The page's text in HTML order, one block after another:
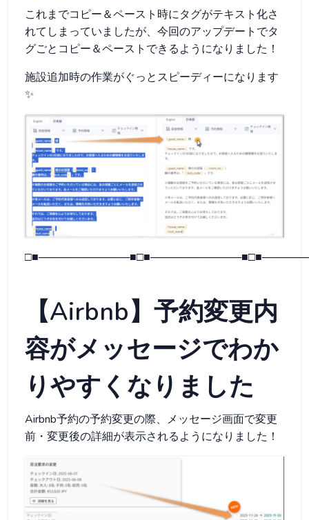
これまでコピー＆ペースト時にタグがテキスト化さ
れてしまっていましたが、今回のアップデートでタ
グごとコピー＆ペーストできるようになりました！
施設追加時の作業がぐっとスピーディーになります
✨
【Airbnb】予約変更内
容がメッセージでわか
りやすくなりました
Airbnb予約の予約変更の際、メッセージ画面で変更
前・変更後の詳細が表示されるようになりました！